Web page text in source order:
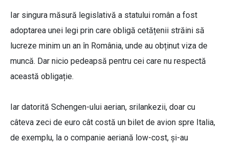
Iar singura măsură legislativă a statului român a fost
adoptarea unei legi prin care obligă cetățenii străini să
lucreze minim un an în România, unde au obținut viza de
muncă. Dar nicio pedeapsă pentru cei care nu respectă
această obligație.
Iar datorită Schengen-ului aerian, srilankezii, doar cu
câteva zeci de euro cât costă un bilet de avion spre Italia,
de exemplu, la o companie aeriană low-cost, și-au